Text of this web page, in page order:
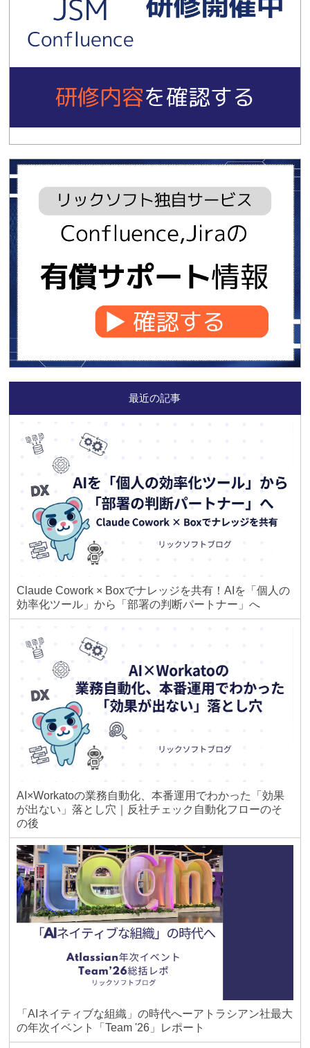
最近の記事
Claude Cowork × Boxでナレッジを共有！AIを「個人の
効率化ツール」から「部署の判断パートナー」へ
AI×Workatoの業務自動化、本番運用でわかった「効果
が出ない」落とし穴｜反社チェック自動化フローのそ
の後
「AIネイティブな組織」の時代へーアトラシアン社最大
の年次イベント「Team '26」レポート